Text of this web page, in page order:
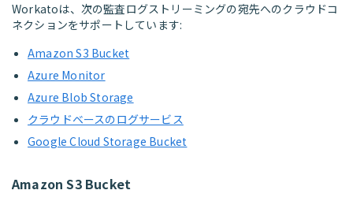
Workatoは、次の監査ログストリーミングの宛先へのクラウドコ
ネクションをサポートしています:
Amazon S3 Bucket
Azure Monitor
Azure Blob Storage
クラウドベースのログサービス
Google Cloud Storage Bucket
Amazon S3 Bucket